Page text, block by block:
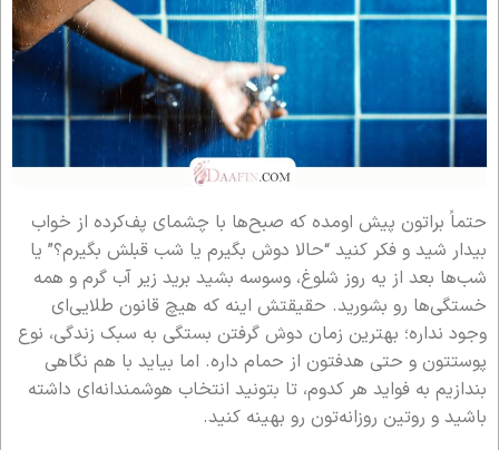
حتماً براتون پیش اومده که صبح‌ها با چشمای پف‌کرده از خواب
بیدار شید و فکر کنید “حالا دوش بگیرم یا شب قبلش بگیرم؟” یا
شب‌ها بعد از یه روز شلوغ، وسوسه بشید برید زیر آب گرم و همه
خستگی‌ها رو بشورید. حقیقتش اینه که هیچ قانون طلایی‌ای
وجود نداره؛ بهترین زمان دوش گرفتن بستگی به سبک زندگی، نوع
پوستتون و حتی هدفتون از حمام داره. اما بیاید با هم نگاهی
بندازیم به فواید هر کدوم، تا بتونید انتخاب هوشمندانه‌ای داشته
باشید و روتین روزانه‌تون رو بهینه کنید.